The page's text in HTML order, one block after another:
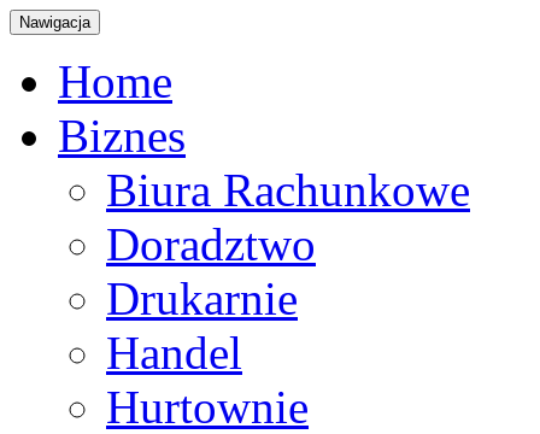
Nawigacja
Home
Biznes
Biura Rachunkowe
Doradztwo
Drukarnie
Handel
Hurtownie